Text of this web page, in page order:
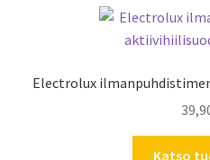
Asiakaspalvelu
Electrolux
Katso